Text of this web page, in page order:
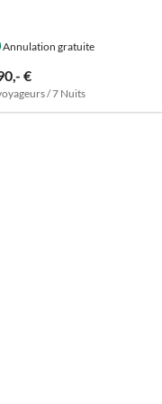
Annulation gratuite
€
/ 7 Nuits